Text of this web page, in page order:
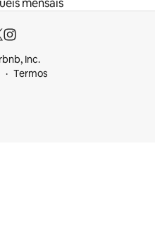
mensais
Inc.
Termos